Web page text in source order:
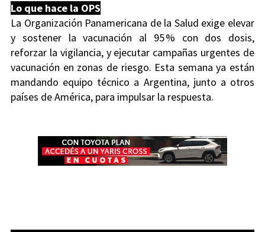
Lo que hace la OPS
La Organización Panamericana de la Salud exige elevar
y sostener la vacunación al 95 % con dos dosis,
reforzar la vigilancia, y ejecutar campañas urgentes de
vacunación en zonas de riesgo. Esta semana ya están
mandando equipo técnico a Argentina, junto a otros
países de América, para impulsar la respuesta.